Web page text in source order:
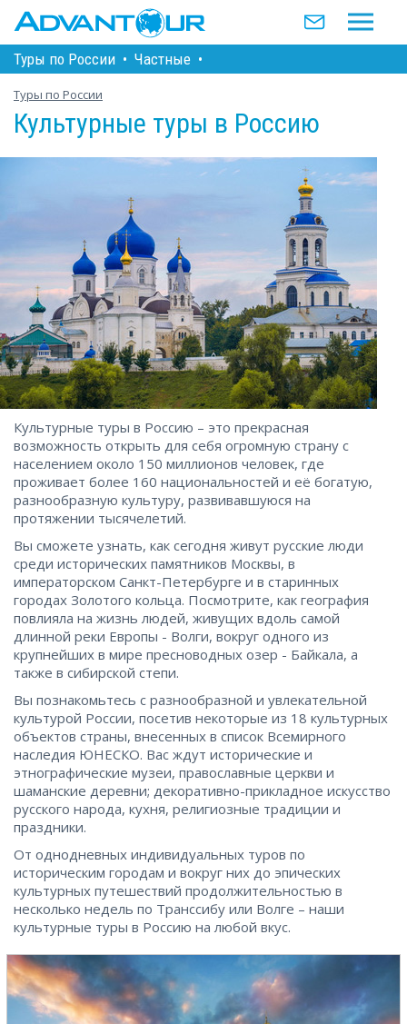
Туры по Росcии • Частные •
Туры по России
Культурные туры в Россию
Культурные туры в Россию – это прекрасная
возможность открыть для себя огромную страну с
населением около 150 миллионов человек, где
проживает более 160 национальностей и её богатую,
разнообразную культуру, развивавшуюся на
протяжении тысячелетий.
Вы сможете узнать, как сегодня живут русские люди
среди исторических памятников Москвы, в
императорском Санкт-Петербурге и в старинных
городах Золотого кольца. Посмотрите, как география
повлияла на жизнь людей, живущих вдоль самой
длинной реки Европы - Волги, вокруг одного из
крупнейших в мире пресноводных озер - Байкала, а
также в сибирской степи.
Вы познакомьтесь с разнообразной и увлекательной
культурой России, посетив некоторые из 18 культурных
объектов страны, внесенных в список Всемирного
наследия ЮНЕСКО. Вас ждут исторические и
этнографические музеи, православные церкви и
шаманские деревни; декоративно-прикладное искусство
русского народа, кухня, религиозные традиции и
праздники.
От однодневных индивидуальных туров по
историческим городам и вокруг них до эпических
культурных путешествий продолжительностью в
несколько недель по Транссибу или Волге – наши
культурные туры в Россию на любой вкус.